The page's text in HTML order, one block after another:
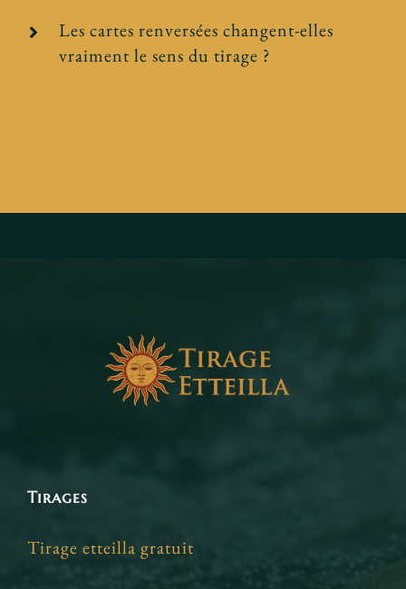
Les cartes renversées changent-elles
vraiment le sens du tirage ?
Tirages
Tirage etteilla gratuit